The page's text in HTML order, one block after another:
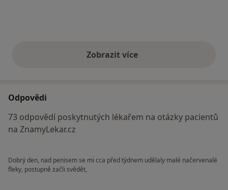
Zobrazit vícevýše uvedené názory
Odpovědi
73 odpovědí poskytnutých lékařem na otázky pacientů
na ZnamyLekar.cz
Dobrý den, nad penisem se mi cca před týdnem udělaly malé načervenalé
fleky, postupně začli svědět,